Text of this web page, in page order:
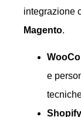
integrazione
Magento.
e
Shopify